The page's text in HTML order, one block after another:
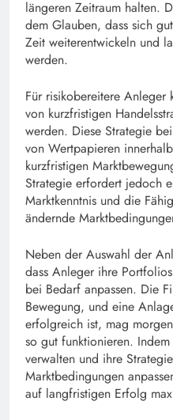
längeren Zeitraum halten.
dem Glauben, dass sich
Zeit weiterentwickeln und
werden.
Für risikobereitere
von kurzfristigen
werden. Diese Strategie
von Wertpapieren
kurzfristigen
Strategie erfordert jedoch
Marktkenntnis und die
ändernde
Neben der Auswahl der
dass Anleger ihre
bei Bedarf anpassen. Die
Bewegung, und eine
erfolgreich ist, mag
so gut funktionieren.
verwalten und ihre
Marktbedingungen
auf langfristigen Erfolg